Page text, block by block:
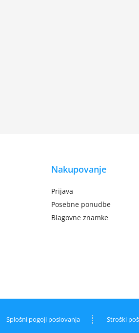
Nakupovanje
Prijava
Posebne ponudbe
Blagovne znamke
Splošni pogoji poslovanja Stroški